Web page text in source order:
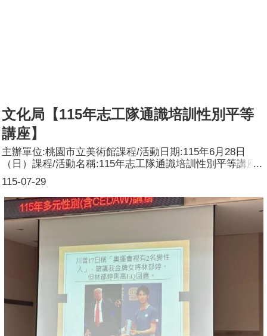
文化局【115年志工隊通識培訓性別平等
講座】
115-07-29
主辦單位:桃園市立美術館課程/活動日期:115年6月28日
（日）課程/活動名稱:115年志工隊通識培訓性別平等講座
課程/活動對象:桃園市兒童美術館志工/橫山書法藝術館志工
辦理形式:為落實志工教育訓練，充實桃園市兒童美術館及
橫山書法藝術館志工專業素養及提昇服務品質，辦理講座培
訓課程。課程/活動簡介(大綱):針對本館志工進行性別平等
防治講座，藉由防範工作期間及展演公共場合，性霸凌及性
別歧視爭議之防止，達到友善場域之落實。參加人數:共63
人，分別為男性：21_人；女性：42_人，其他：_0人。講
師資料: (1)姓名：林承宇(2)職稱：世新大學教授